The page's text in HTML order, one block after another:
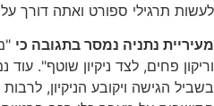
לעשות תרגילי ספורט ואתה דורך
מעיריית נתניה נמסר בתגובה כי
וריקון פחים, לצד ניקיון שוטף".
בשביל הגישה ויקובע הניקיון,